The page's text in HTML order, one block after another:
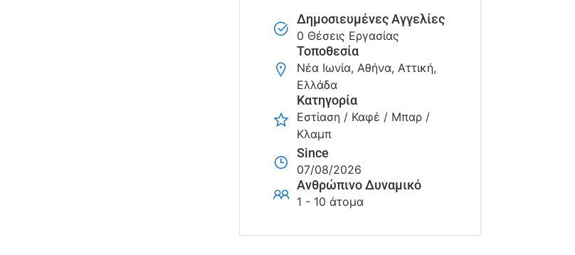
Δημοσιευμένες Αγγελίες
0 Θέσεις Εργασίας
Τοποθεσία
Νέα Ιωνία, Αθήνα, Αττική,
Ελλάδα
Κατηγορία
Εστίαση / Καφέ / Μπαρ /
Κλαμπ
Since
07/08/2026
Ανθρώπινο Δυναμικό
1 - 10 άτομα